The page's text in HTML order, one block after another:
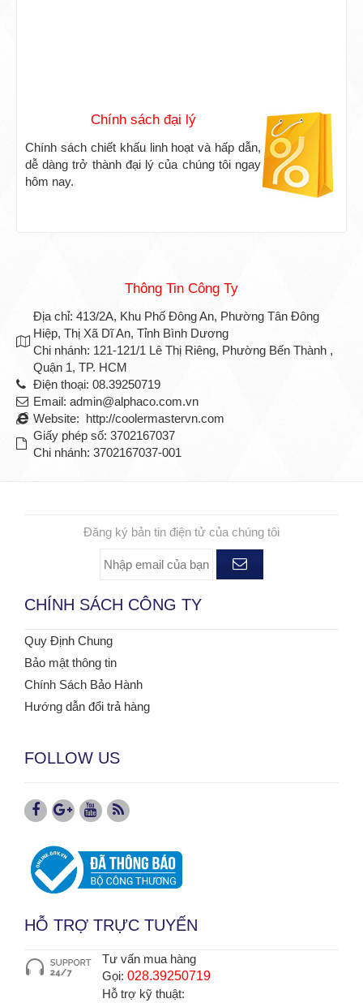
Chính sách đại lý
Chính sách chiết khấu linh hoạt và hấp dẫn,
dễ dàng trở thành đại lý của chúng tôi ngay
hôm nay.
Thông Tin Công Ty
Địa chỉ: 413/2A, Khu Phố Đông An, Phường Tân Đông
Hiệp, Thị Xã Dĩ An, Tỉnh Bình Dương
Chi nhánh: 121-121/1 Lê Thị Riêng, Phường Bến Thành ,
Quận 1, TP. HCM
Điện thoại: 08.39250719
Email: admin@alphaco.com.vn
Website: http://coolermastervn.com
Giấy phép số: 3702167037
Chi nhánh: 3702167037-001
Đăng ký bản tin điện tử của chúng tôi
CHÍNH SÁCH CÔNG TY
Quy Định Chung
Bảo mật thông tin
Chính Sách Bảo Hành
Hướng dẫn đổi trả hàng
FOLLOW US
HỖ TRỢ TRỰC TUYẾN
Tư vấn mua hàng
Gọi: 028.39250719
Hỗ trợ kỹ thuật: